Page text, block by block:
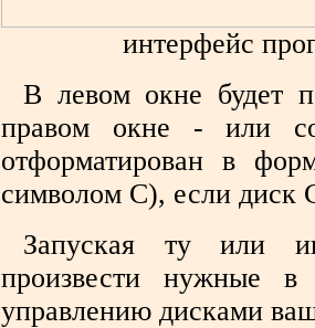
интерфейс
В левом окне будет
правом окне - или
отформатирован в
символом С), если диск
Запуская ту или
произвести нужные
управлению дисками